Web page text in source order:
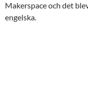
Makerspace och det
engelska.